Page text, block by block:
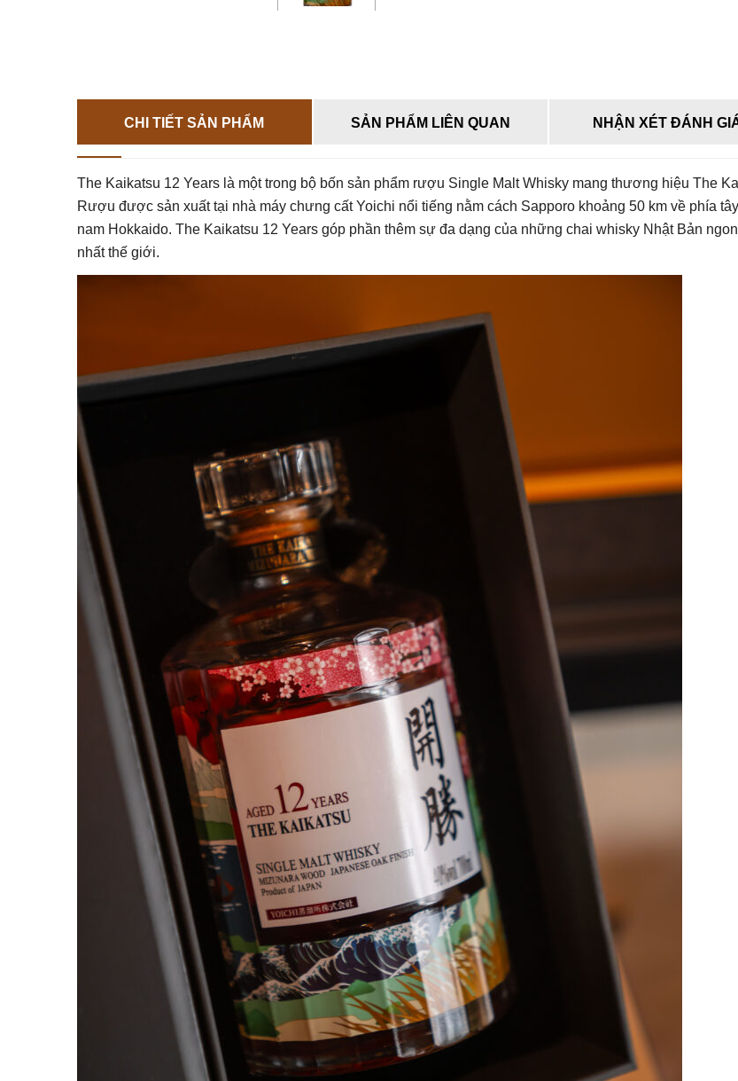
CHI TIẾT SẢN PHẨM SẢN PHẨM LIÊN QUAN NHẬN XÉT ĐÁNH
The Kaikatsu 12 Years là một trong bộ bốn sản phẩm rượu Single Malt Whisky mang thương hiệu The
Rượu được sản xuất tại nhà máy chưng cất Yoichi nổi tiếng nằm cách Sapporo khoảng 50 km về phía
nam Hokkaido. The Kaikatsu 12 Years góp phần thêm sự đa dạng của những chai whisky Nhật Bản
nhất thế giới.